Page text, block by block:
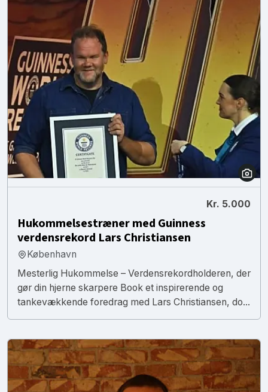
Kr. 5.000
Hukommelsestræner med Guinness
verdensrekord Lars Christiansen
København
Mesterlig Hukommelse – Verdensrekordholderen, der
gør din hjerne skarpere Book et inspirerende og
tankevækkende foredrag med Lars Christiansen, do...